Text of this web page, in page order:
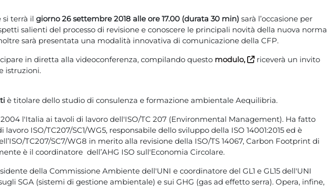
si terrà il giorno 26 settembre 2018 alle ore 17.00 (durata 30 min) sarà l’occasione per
salienti del processo di revisione e conoscere le principali novità della nuova norma
sarà presentata una modalità innovativa di comunicazione della CFP.
in diretta alla videoconferenza, compilando questo modulo,
riceverà un invito
istruzioni.
è titolare dello studio di consulenza e formazione ambientale Aequilibria.
l'Italia ai tavoli di lavoro dell'ISO/TC 207 (Environmental Management). Ha fatto
ISO/TC207/SC1/WG5, responsabile dello sviluppo della ISO 14001:2015 ed è
TC207/SC7/WG8 in merito alla revisione della ISO/TS 14067, Carbon Footprint di
è il coordinatore dell’AHG ISO sull'Economia Circolare.
della Commissione Ambiente dell'UNI e coordinatore del GL1 e GL15 dell'UNI
SGA (sistemi di gestione ambientale) e sui GHG (gas ad effetto serra). Opera, infine,